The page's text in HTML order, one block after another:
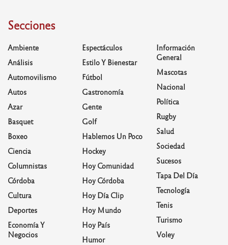
Secciones
Ambiente
Análisis
Automovilismo
Autos
Azar
Basquet
Boxeo
Ciencia
Columnistas
Córdoba
Cultura
Deportes
Economía Y
Negocios
Espectáculos
Estilo Y Bienestar
Fútbol
Gastronomía
Gente
Golf
Hablemos Un Poco
Hockey
Hoy Comunidad
Hoy Córdoba
Hoy Día Clip
Hoy Mundo
Hoy País
Humor
Información
General
Mascotas
Nacional
Política
Rugby
Salud
Sociedad
Sucesos
Tapa Del Día
Tecnología
Tenis
Turismo
Voley